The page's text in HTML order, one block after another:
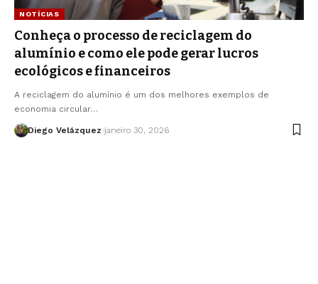
NOTÍCIAS
Conheça o processo de reciclagem do
alumínio e como ele pode gerar lucros
ecológicos e financeiros
A reciclagem do alumínio é um dos melhores exemplos de
economia circular…
Diego Velázquez janeiro 30, 2026